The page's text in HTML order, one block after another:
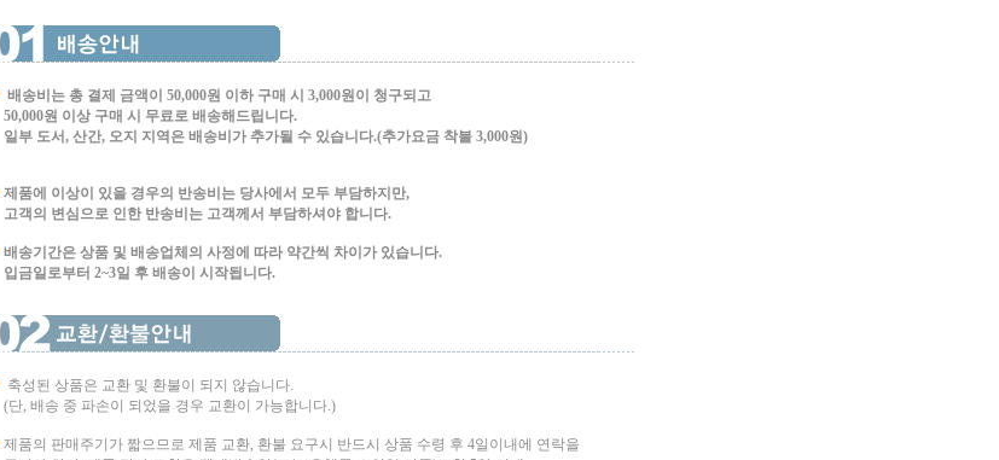
배송비는 총 결제 금액이 50,000원 이하 구매 시 3,000원이 청구되고
50,000원 이상 구매 시 무료로 배송해드립니다.
일부 도서, 산간, 오지 지역은 배송비가 추가될 수 있습니다.(추가요금 착불 3,000원)
제품에 이상이 있을 경우의 반송비는 당사에서 모두 부담하지만,
고객의 변심으로 인한 반송비는 고객께서 부담하셔야 합니다.
배송기간은 상품 및 배송업체의 사정에 따라 약간씩 차이가 있습니다.
입금일로부터 2~3일 후 배송이 시작됩니다.
축성된 상품은 교환 및 환불이 되지 않습니다.
(단, 배송 중 파손이 되었을 경우 교환이 가능합니다.)
제품의 판매주기가 짧으므로 제품 교환, 환불 요구시 반드시 상품 수령 후 4일이내에 연락을